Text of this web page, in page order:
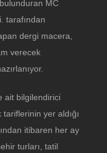
MC
tarafından
dergi macera,
verecek
ait bilgilendirici
yer aldığı
itibaren her ay
turları, tatil